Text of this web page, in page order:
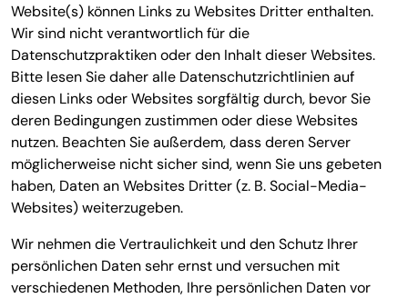
Website(s) können Links zu Websites Dritter enthalten.
Wir sind nicht verantwortlich für die
Datenschutzpraktiken oder den Inhalt dieser Websites.
Bitte lesen Sie daher alle Datenschutzrichtlinien auf
diesen Links oder Websites sorgfältig durch, bevor Sie
deren Bedingungen zustimmen oder diese Websites
nutzen. Beachten Sie außerdem, dass deren Server
möglicherweise nicht sicher sind, wenn Sie uns gebeten
haben, Daten an Websites Dritter (z. B. Social-Media-
Websites) weiterzugeben.
Wir nehmen die Vertraulichkeit und den Schutz Ihrer
persönlichen Daten sehr ernst und versuchen mit
verschiedenen Methoden, Ihre persönlichen Daten vor